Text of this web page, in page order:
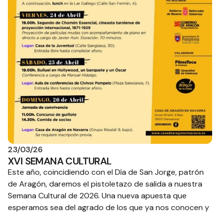
23/03/26
XVI SEMANA CULTURAL
Este año, coincidiendo con el Día de San Jorge, patrón
de Aragón, daremos el pistoletazo de salida a nuestra
Semana Cultural de 2026. Una nueva apuesta que
esperamos sea del agrado de los que ya nos conocen y